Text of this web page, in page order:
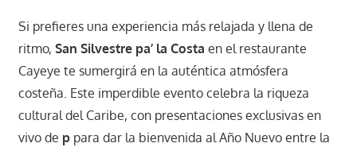
Si prefieres una experiencia más relajada y llena de
ritmo, San Silvestre pa’ la Costa en el restaurante
Cayeye te sumergirá en la auténtica atmósfera
costeña. Este imperdible evento celebra la riqueza
cultural del Caribe, con presentaciones exclusivas en
vivo de ppara dar la bienvenida al Año Nuevo entre la